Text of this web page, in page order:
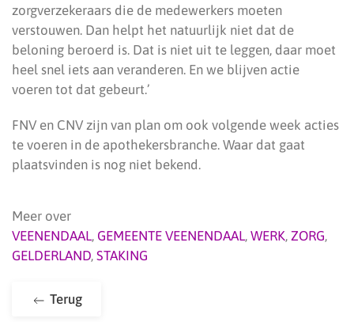
zorgverzekeraars die de medewerkers moeten
verstouwen. Dan helpt het natuurlijk niet dat de
beloning beroerd is. Dat is niet uit te leggen, daar moet
heel snel iets aan veranderen. En we blijven actie
voeren tot dat gebeurt.’
FNV en CNV zijn van plan om ook volgende week acties
te voeren in de apothekersbranche. Waar dat gaat
plaatsvinden is nog niet bekend.
Meer over
VEENENDAAL, GEMEENTE VEENENDAAL, WERK, ZORG,
GELDERLAND, STAKING
Terug